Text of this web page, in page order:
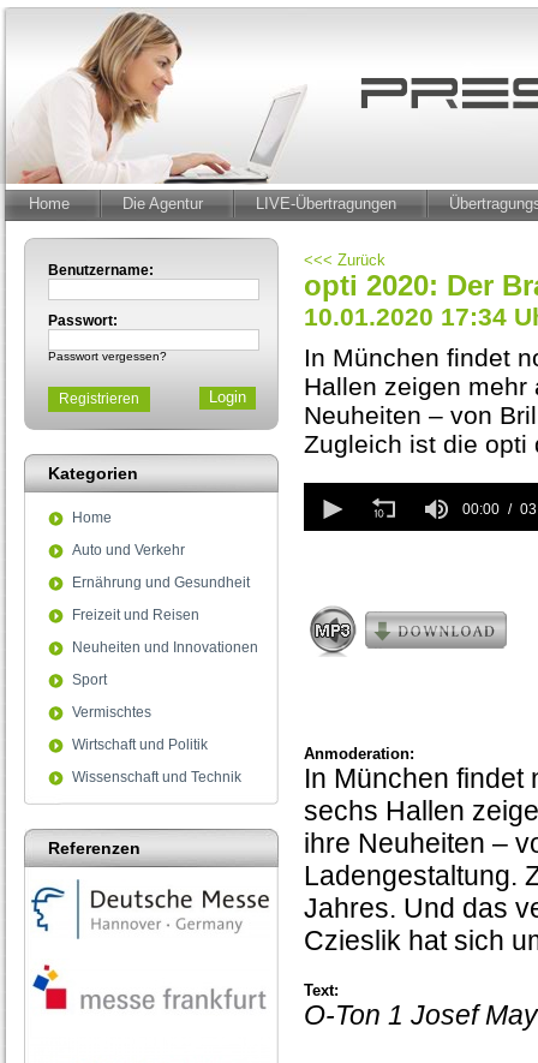
Home Die Agentur LIVE-Übertragungen
Benutzername:
Passwort:
Passwort vergessen?
Registrieren
Kategorien
Home
Auto und Verkehr
Ernährung und Gesundheit
Freizeit und Reisen
Neuheiten und Innovationen
Sport
Vermischtes
Wirtschaft und Politik
Wissenschaft und Technik
Referenzen
<<< Zurück
opti 2020: Der
10.01.2020 17:34
In München findet
Hallen zeigen mehr
Neuheiten – von
Zugleich ist die
seconds
of
00:00
Anmoderation:
In München findet
sechs Hallen
ihre Neuheiten –
Ladengestaltung.
Jahres. Und das
Czieslik hat sich
Text:
O-Ton 1 Josef